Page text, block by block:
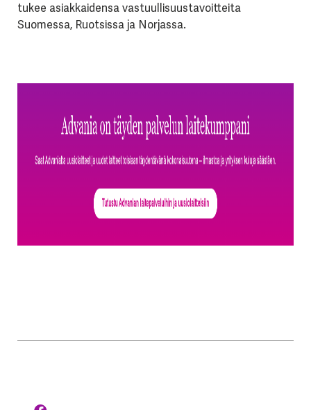
tukee asiakkaidensa vastuullisuustavoitteita
Suomessa, Ruotsissa ja Norjassa.